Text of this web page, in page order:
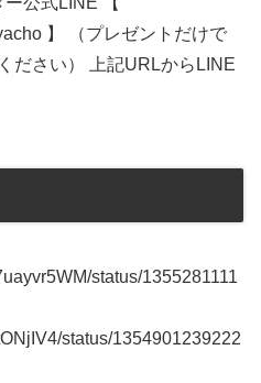
】 （プレゼントだけで
ださい） 上記URLからLINE
status/1355281111
status/1354901239222